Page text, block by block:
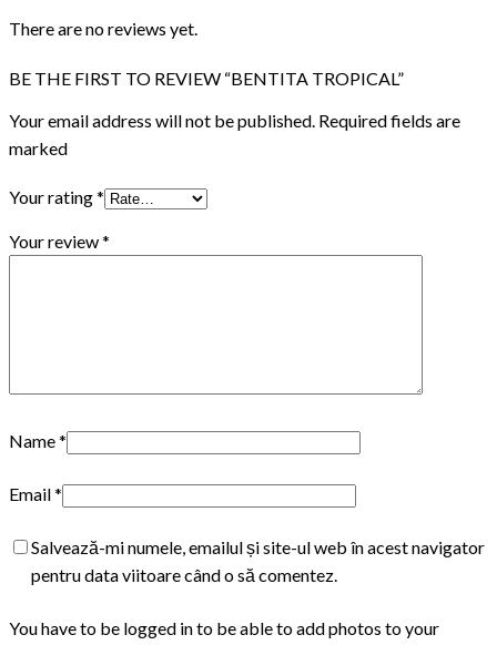
There are no reviews yet.
BE THE FIRST TO REVIEW “BENTITA TROPICAL”
Your email address will not be published. Required fields are
marked
Your rating*
Your review*
Name*
Email*
Salvează-mi numele, emailul și site-ul web în acest navigator
pentru data viitoare când o să comentez.
You have to be logged in to be able to add photos to your